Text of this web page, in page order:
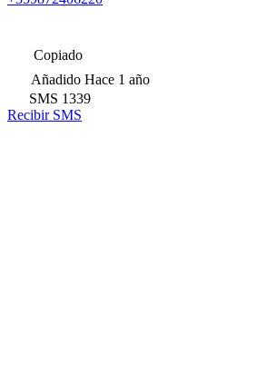
Copiado
Añadido Hace 1 año
SMS 1339
Recibir SMS